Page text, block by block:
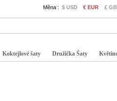
Měna : $ USD € EUR £
Koktejlové šaty Družička Šaty